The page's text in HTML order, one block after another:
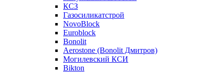
КСЗ
Газосиликатстрой
NovoBlock
Euroblock
Bonolit
Aerostone (Bonolit Дмитров)
Могилевский КСИ
Bikton